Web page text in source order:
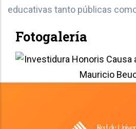
educativas tanto públicas
Fotogalería